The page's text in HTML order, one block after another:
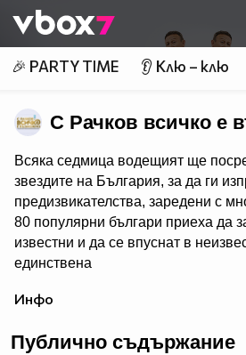
👾
🎉 PARTY TIME 👂 Клю – клю
С Рачков всичко е
Всяка седмица водещият ще
звездите на България, за да ги
предизвикателства, заредени с
80 популярни българи приеха да
известни и да се впуснат в
единствена
Гледайте "С Рачков всичко е
Инфо
Публично съдържание